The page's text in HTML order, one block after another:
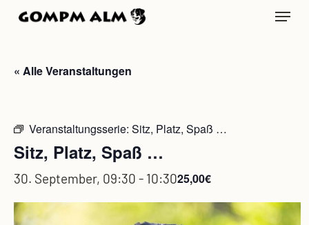
Skip
content
Menu
« Alle Veranstaltungen
Veranstaltungsserie: Sitz, Platz, Spaß …
Sitz, Platz, Spaß …
30. September, 09:30 - 10:3025,00€